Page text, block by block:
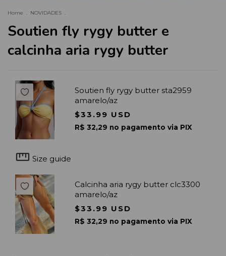
Home . NOVIDADES .
Soutien fly rygy butter e
calcinha aria rygy butter
Soutien fly rygy butter sta2959
amarelo/az
$33.99 USD
R$ 32,29 no pagamento via PIX
Size guide
Calcinha aria rygy butter clc3300
amarelo/az
$33.99 USD
R$ 32,29 no pagamento via PIX